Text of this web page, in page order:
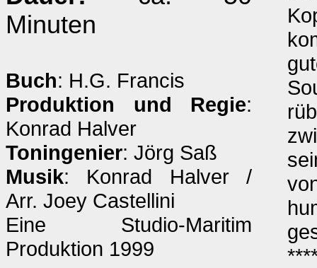
Minuten
Buch: H.G. Francis
Produktion und Regie:
Konrad Halver
Toningenier: Jörg Saß
Musik: Konrad Halver /
Arr. Joey Castellini
Eine Studio-Maritim
Produktion 1999